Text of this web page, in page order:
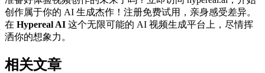
创作属于你的 AI 生成杰作！注册免费试用，亲身感受差异。
在 Hypereal AI 这个无限可能的 AI 视频生成平台上，尽情挥
洒你的想象力。
相关文章